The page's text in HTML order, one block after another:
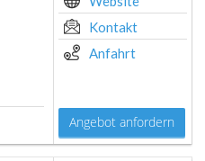
Kontakt
Anfahrt
Angebot anfordern